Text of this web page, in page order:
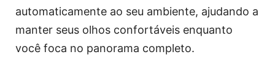
automaticamente ao seu ambiente, ajudando a
manter seus olhos confortáveis enquanto
você foca no panorama completo.